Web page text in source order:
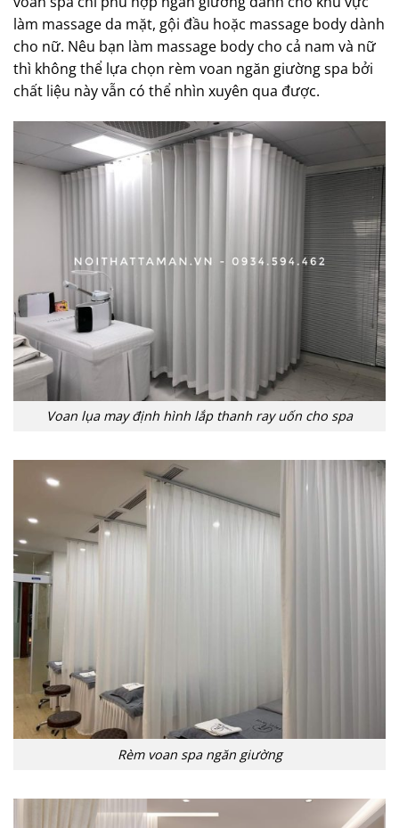
làm massage da mặt, gội đầu hoặc massage body dành
cho nữ. Nêu bạn làm massage body cho cả nam và nữ
thì không thể lựa chọn rèm voan ngăn giường spa bởi
chất liệu này vẫn có thể nhìn xuyên qua được.
Voan lụa may định hình lắp thanh ray uốn cho spa
Rèm voan spa ngăn giường